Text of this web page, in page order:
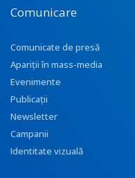
Comunicare
Comunicate de presă
Apariţii în mass-media
Evenimente
Publicații
Newsletter
Campanii
Identitate vizuală